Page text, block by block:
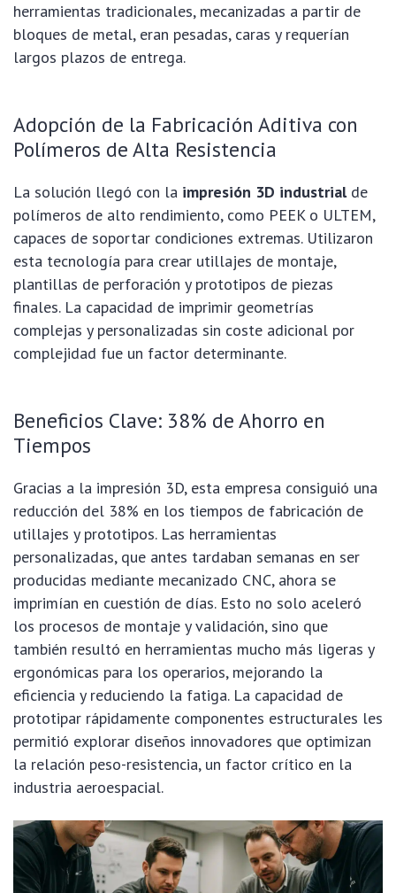
herramientas tradicionales, mecanizadas a partir de
bloques de metal, eran pesadas, caras y requerían
largos plazos de entrega.
Adopción de la Fabricación Aditiva con
Polímeros de Alta Resistencia
La solución llegó con la impresión 3D industrialde
polímeros de alto rendimiento, como PEEK o ULTEM,
capaces de soportar condiciones extremas. Utilizaron
esta tecnología para crear utillajes de montaje,
plantillas de perforación y prototipos de piezas
finales. La capacidad de imprimir geometrías
complejas y personalizadas sin coste adicional por
complejidad fue un factor determinante.
Beneficios Clave: 38% de Ahorro en
Tiempos
Gracias a la impresión 3D, esta empresa consiguió una
reducción del 38% en los tiempos de fabricación de
utillajes y prototipos. Las herramientas
personalizadas, que antes tardaban semanas en ser
producidas mediante mecanizado CNC, ahora se
imprimían en cuestión de días. Esto no solo aceleró
los procesos de montaje y validación, sino que
también resultó en herramientas mucho más ligeras y
ergonómicas para los operarios, mejorando la
eficiencia y reduciendo la fatiga. La capacidad de
prototipar rápidamente componentes estructurales les
permitió explorar diseños innovadores que optimizan
la relación peso-resistencia, un factor crítico en la
industria aeroespacial.